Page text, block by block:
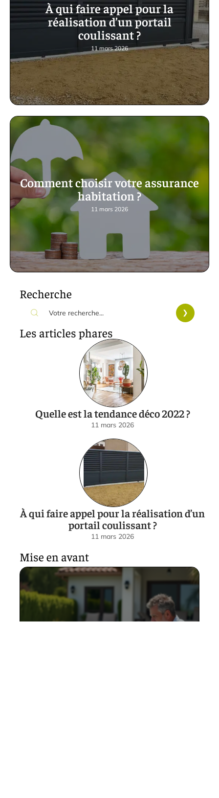
À qui faire appel pour la
réalisation d’un portail
coulissant ?
11 mars 2026
Comment choisir votre assurance
habitation ?
11 mars 2026
Recherche
Les articles phares
Quelle est la tendance déco 2022 ?
11 mars 2026
À qui faire appel pour la réalisation d’un
portail coulissant ?
11 mars 2026
Mise en avant
Couverture de piscine